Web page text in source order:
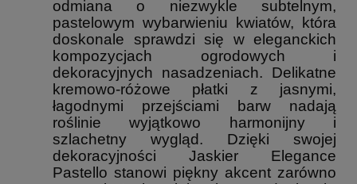
odmiana o niezwykle subtelnym,
pastelowym wybarwieniu kwiatów, która
doskonale sprawdzi się w eleganckich
kompozycjach ogrodowych i
dekoracyjnych nasadzeniach. Delikatne
kremowo-różowe płatki z jasnymi,
łagodnymi przejściami barw nadają
roślinie wyjątkowo harmonijny i
szlachetny wygląd. Dzięki swojej
dekoracyjności Jaskier Elegance
Pastello stanowi piękny akcent zarówno